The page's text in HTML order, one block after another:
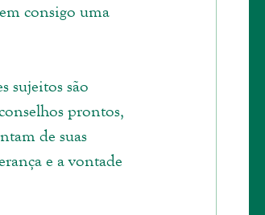
consigo uma
sujeitos são
prontos,
de suas
e a vontade